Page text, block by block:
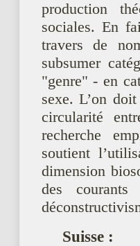
production
sociales. En
travers de
subsumer
"genre" - en
sexe. L’on
circularité
recherche
soutient
dimension
des
Suisse: